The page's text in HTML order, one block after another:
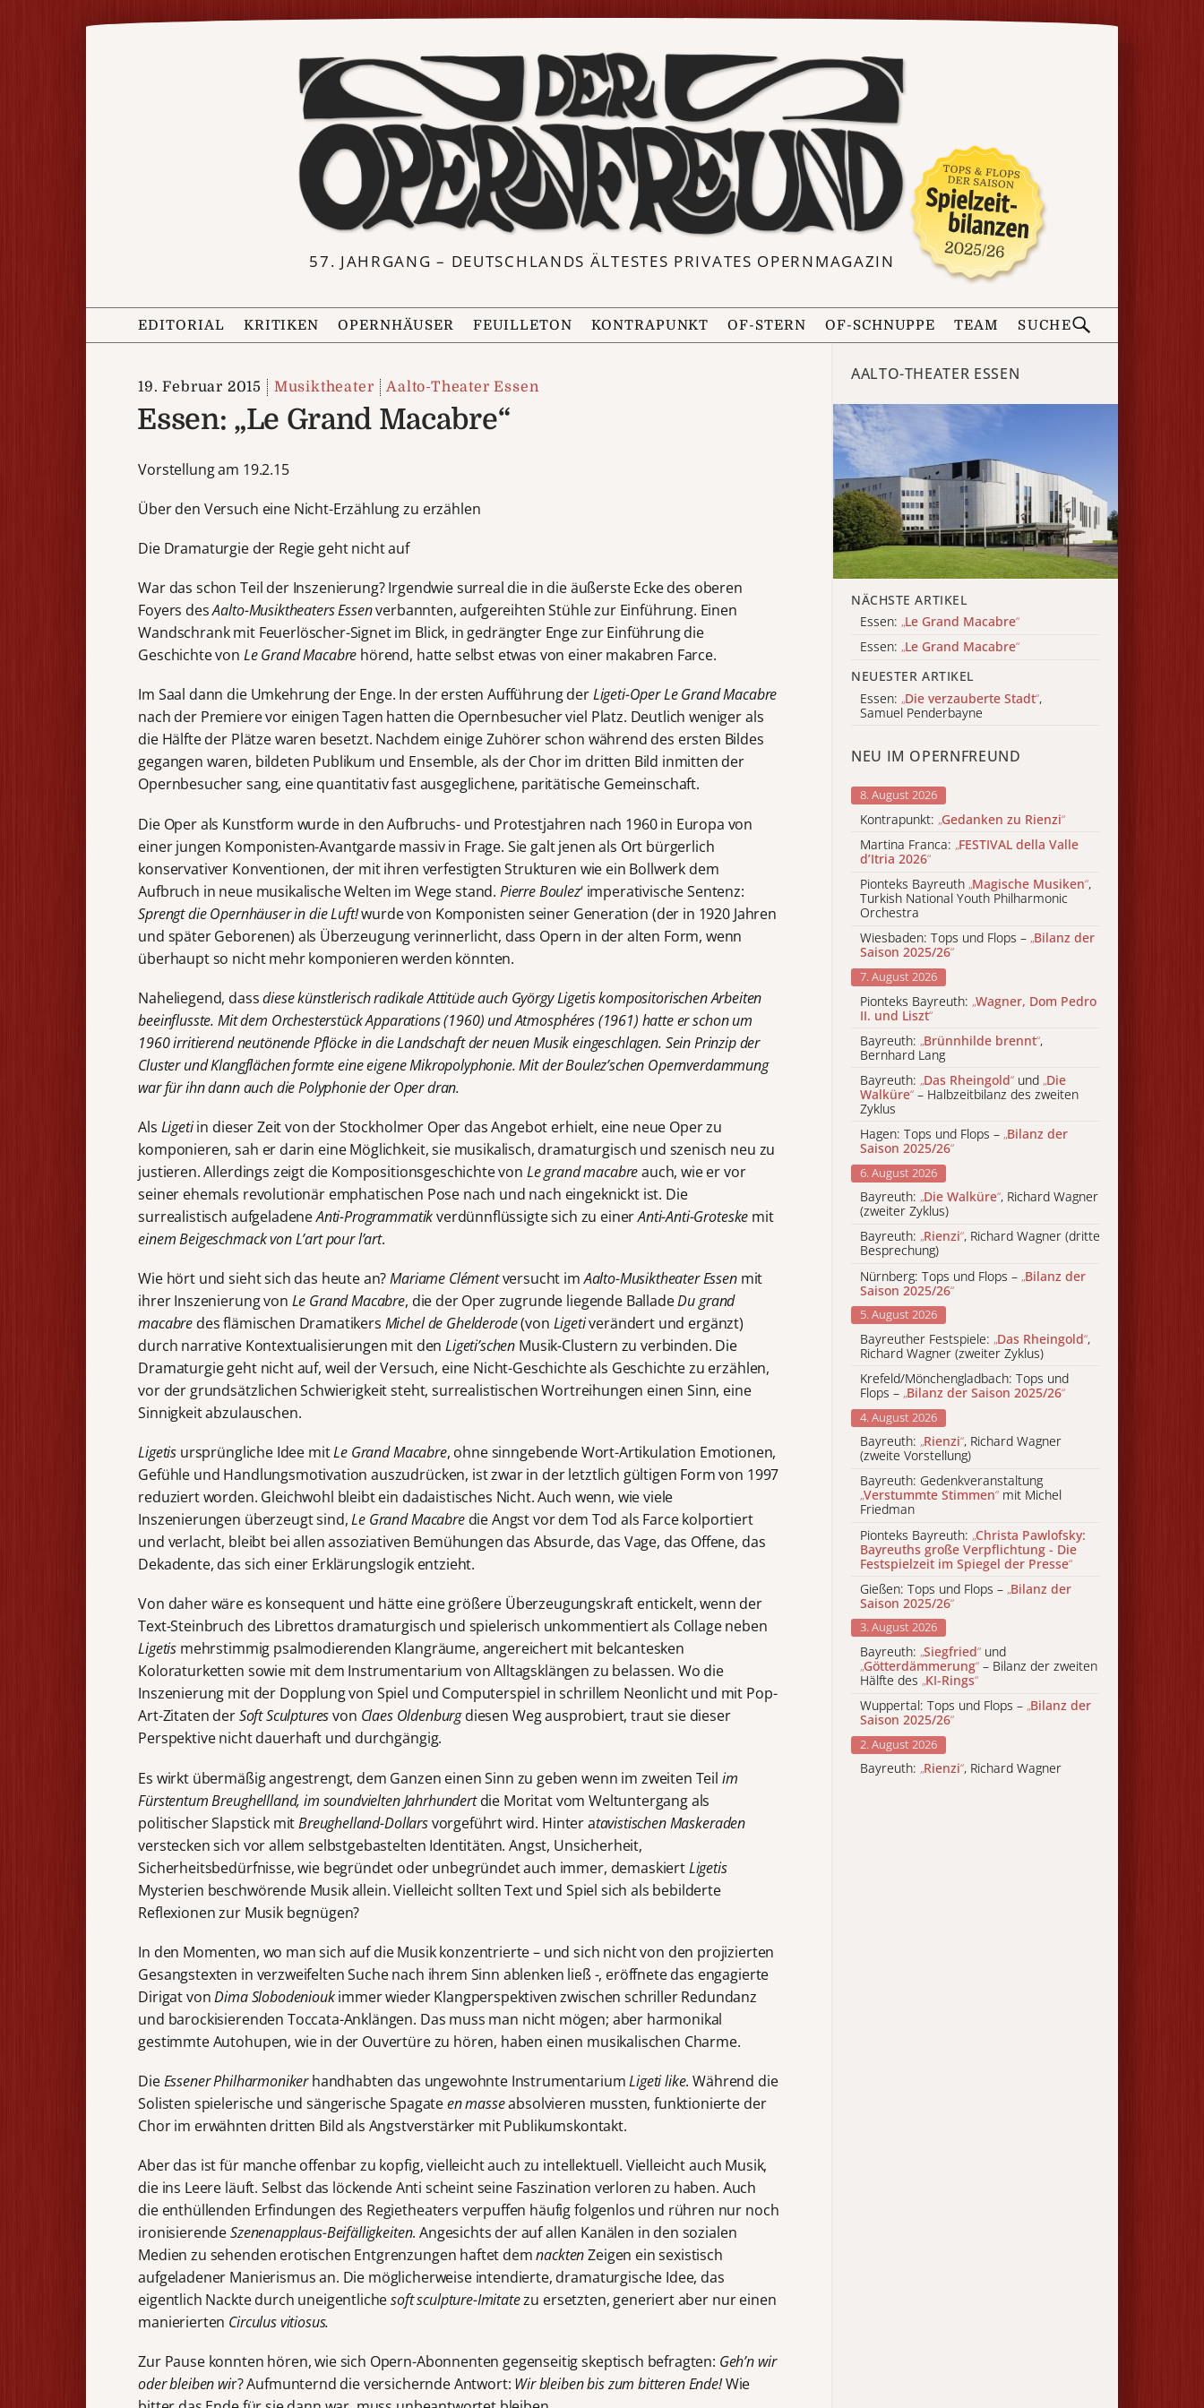
57. JAHRGANG – DEUTSCHLANDS ÄLTESTES PRIVATES OPERNMAGAZIN
EDITORIAL KRITIKEN OPERNHÄUSER FEUILLETON KONTRAPUNKT OF-STERN OF-SCHNUPPE TEAM SUCHE
19. Februar 2015 Musiktheater Aalto-Theater Essen
Essen: „Le Grand Macabre“
Vorstellung am 19.2.15
Über den Versuch eine Nicht-Erzählung zu erzählen
Die Dramaturgie der Regie geht nicht auf
War das schon Teil der Inszenierung? Irgendwie surreal die in die äußerste Ecke des oberen
Foyers desAalto-Musiktheaters Essenverbannten, aufgereihten Stühle zur Einführung. Einen
Wandschrank mit Feuerlöscher-Signet im Blick, in gedrängter Enge zur Einführung die
Geschichte von Le Grand Macabre hörend, hatte selbst etwas von einer makabren Farce.
Im Saal dann die Umkehrung der Enge. In der ersten Aufführung derLigeti-OperLe Grand Macabre
nach der Premiere vor einigen Tagen hatten die Opernbesucher viel Platz. Deutlich weniger als
die Hälfte der Plätze waren besetzt. Nachdem einige Zuhörer schon während des ersten Bildes
gegangen waren, bildeten Publikum und Ensemble, als der Chor im dritten Bild inmitten der
Opernbesucher sang, eine quantitativ fast ausgeglichene, paritätische Gemeinschaft.
Die Oper als Kunstform wurde in den Aufbruchs- und Protestjahren nach 1960 in Europa von
einer jungen Komponisten-Avantgarde massiv in Frage. Sie galt jenen als Ort bürgerlich
konservativer Konventionen, der mit ihren verfestigten Strukturen wie ein Bollwerk dem
Aufbruch in neue musikalische Welten im Wege stand. Pierre Boulez‘ imperativische Sentenz:
Sprengt die Opernhäuser in die Luft!wurde von Komponisten seiner Generation (der in 1920 Jahren
und später Geborenen) als Überzeugung verinnerlicht, dass Opern in der alten Form, wenn
überhaupt so nicht mehr komponieren werden könnten.
Naheliegend, dassdiese künstlerisch radikale Attitüdeauch GyörgyLigetiskompositorischen Arbeiten
beeinflusste. Mit dem Orchesterstück Apparations (1960) und Atmosphéres (1961) hatte er schon um
1960 irritierend neutönendePflöcke in die Landschaft der neuen Musik eingeschlagen. SeinPrinzip der
Cluster und Klangflächenformte eine eigeneMikropolyphonie. Mit der Boulez’schen Opernverdammung
war für ihn dann auch diePolyphonie derOper dran.
Als Ligetiin dieser Zeit von der Stockholmer Oper das Angebot erhielt, eine neue Oper zu
komponieren, sah er darin eine Möglichkeit, sie musikalisch, dramaturgisch und szenisch neu zu
justieren. Allerdings zeigt die Kompositionsgeschichte von Le grand macabreauch, wie er vor
seiner ehemals revolutionär emphatischen Pose nach und nach eingeknickt ist. Die
surrealistisch aufgeladeneAnti-Programmatikverdünnflüssigte sich zu einerAnti-Anti-Groteske mit
einem Beigeschmack vonL’art pour l’art.
Wie hört und sieht sich das heute an?Mariame Clémentversucht imAalto-Musiktheater Essenmit
ihrer Inszenierung von Le Grand Macabre, die der Oper zugrunde liegende BalladeDu grand
macabre des flämischen Dramatikers Michel de Ghelderode(von Ligetiverändert und ergänzt)
durch narrative Kontextualisierungen mit denLigeti’schen Musik-Clustern zu verbinden. Die
Dramaturgie geht nicht auf, weil der Versuch, eine Nicht-Geschichte als Geschichte zu erzählen,
vor der grundsätzlichen Schwierigkeit steht, surrealistischen Wortreihungen einen Sinn, eine
Sinnigkeit abzulauschen.
Ligetis ursprüngliche Idee mitLe Grand Macabre, ohne sinngebende Wort-Artikulation Emotionen,
Gefühle und Handlungsmotivation auszudrücken, ist zwar in der letztlich gültigen Form von 1997
reduziert worden. Gleichwohl bleibt ein dadaistisches Nicht. Auch wenn, wie viele
Inszenierungen überzeugt sind,Le Grand Macabre die Angst vor dem Tod als Farce kolportiert
und verlacht, bleibt bei allen assoziativen Bemühungen das Absurde, das Vage, das Offene, das
Dekadente, das sich einer Erklärungslogik entzieht.
Von daher wäre es konsequent und hätte eine größere Überzeugungskraft entickelt, wenn der
Text-Steinbruch des Librettos dramaturgisch und spielerisch unkommentiert als Collage neben
Ligetis mehrstimmig psalmodierenden Klangräume, angereichert mit belcantesken
Koloraturketten sowie mit dem Instrumentarium von Alltagsklängen zu belassen. Wo die
Inszenierung mit der Dopplung von Spiel und Computerspiel in schrillem Neonlicht und mit Pop-
Art-Zitaten derSoft Sculpturesvon Claes Oldenburgdiesen Weg ausprobiert, traut sie dieser
Perspektive nicht dauerhaft und durchgängig.
Es wirkt übermäßig angestrengt, dem Ganzen einen Sinn zu geben wenn im zweiten Teil im
Fürstentum Breughellland, im soundvielten Jahrhundertdie Moritat vom Weltuntergang als
politischer Slapstick mitBreughelland-Dollarsvorgeführt wird. Hinter atavistischen Maskeraden
verstecken sich vor allem selbstgebastelten Identitäten. Angst, Unsicherheit,
Sicherheitsbedürfnisse, wie begründet oder unbegründet auch immer, demaskiertLigetis
Mysterien beschwörende Musik allein. Vielleicht sollten Text und Spiel sich als bebilderte
Reflexionen zur Musik begnügen?
In den Momenten, wo man sich auf die Musik konzentrierte – und sich nicht von den projizierten
Gesangstexten in verzweifelten Suche nach ihrem Sinn ablenken ließ -, eröffnete das engagierte
Dirigat vonDima Slobodenioukimmer wieder Klangperspektiven zwischen schriller Redundanz
und barockisierenden Toccata-Anklängen. Das muss man nicht mögen; aber harmonikal
gestimmte Autohupen, wie in der Ouvertüre zu hören, haben einen musikalischen Charme.
DieEssener Philharmonikerhandhabten das ungewohnte InstrumentariumLigeti like. Während die
Solisten spielerische und sängerische Spagateen masseabsolvieren mussten, funktionierte der
Chor im erwähnten dritten Bild als Angstverstärker mit Publikumskontakt.
Aber das ist für manche offenbar zu kopfig, vielleicht auch zu intellektuell. Vielleicht auch Musik,
die ins Leere läuft. Selbst das löckende Anti scheint seine Faszination verloren zu haben. Auch
die enthüllenden Erfindungen des Regietheaters verpuffen häufig folgenlos und rühren nur noch
ironisierendeSzenenapplaus-Beifälligkeiten. Angesichts der auf allen Kanälen in den sozialen
Medien zu sehenden erotischen Entgrenzungen haftet demnacktenZeigen ein sexistisch
aufgeladener Manierismus an. Die möglicherweise intendierte, dramaturgische Idee, das
eigentlich Nackte durch uneigentlichesoft sculpture-Imitatezu ersetzten, generiert aber nur einen
manierierten Circulus vitiosus.
Zur Pause konnten hören, wie sich Opern-Abonnenten gegenseitig skeptisch befragten: Geh’n wir
oder bleiben wir? Aufmunternd die versichernde Antwort: Wir bleiben bis zum bitteren Ende!Wie
AALTO-THEATER ESSEN
NÄCHSTE ARTIKEL
Essen: „Le Grand Macabre“
Essen: „Le Grand Macabre“
NEUESTER ARTIKEL
Essen: „Die verzauberte Stadt“,
Samuel Penderbayne
NEU IM OPERNFREUND
8. August 2026
Kontrapunkt: „Gedanken zu Rienzi“
Martina Franca: „FESTIVAL della Valle
d’Itria 2026“
Pionteks Bayreuth „Magische Musiken“,
Turkish National Youth Philharmonic
Orchestra
Wiesbaden: Tops und Flops – „Bilanz der
Saison 2025/26“
7. August 2026
Pionteks Bayreuth: „Wagner, Dom Pedro
II. und Liszt“
Bayreuth: „Brünnhilde brennt“,
Bernhard Lang
Bayreuth: „Das Rheingold“ und „Die
Walküre“ – Halbzeitbilanz des zweiten
Zyklus
Hagen: Tops und Flops – „Bilanz der
Saison 2025/26“
6. August 2026
Bayreuth: „Die Walküre“, Richard Wagner
(zweiter Zyklus)
Bayreuth: „Rienzi“, Richard Wagner (dritte
Besprechung)
Nürnberg: Tops und Flops – „Bilanz der
Saison 2025/26“
5. August 2026
Bayreuther Festspiele: „Das Rheingold“,
Richard Wagner (zweiter Zyklus)
Krefeld/Mönchengladbach: Tops und
Flops – „Bilanz der Saison 2025/26“
4. August 2026
Bayreuth: „Rienzi“, Richard Wagner
(zweite Vorstellung)
Bayreuth: Gedenkveranstaltung
„Verstummte Stimmen“ mit Michel
Friedman
Pionteks Bayreuth: „Christa Pawlofsky:
Bayreuths große Verpflichtung - Die
Festspielzeit im Spiegel der Presse“
Gießen: Tops und Flops – „Bilanz der
Saison 2025/26“
3. August 2026
Bayreuth: „Siegfried“ und
„Götterdämmerung“ – Bilanz der zweiten
Hälfte des „KI-Rings“
Wuppertal: Tops und Flops – „Bilanz der
Saison 2025/26“
2. August 2026
Bayreuth: „Rienzi“, Richard Wagner